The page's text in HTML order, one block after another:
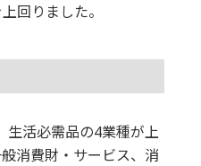
回りました。
生活必需品の4業種が上
消費財・サービス、消